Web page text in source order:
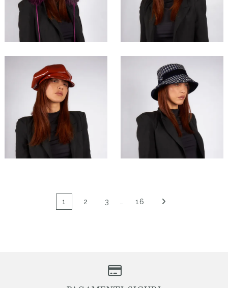
Virelda
112,00 €
Jolania
75,00 €
Fionelle
59,00 €
Cirelda
59,00 €
1 2 3 16